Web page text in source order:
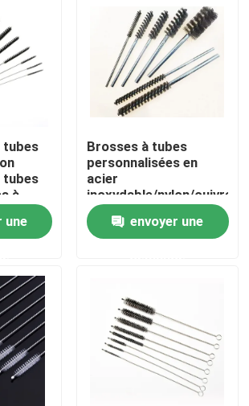
industrielle
industrielles
industriels
tubes
tubes
à
une
Brosses à tubes
personnalisées en
acier
inoxydable/nylon/cuivre/fil
abrasif
envoyer une